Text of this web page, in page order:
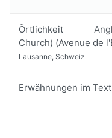
Örtlichkeit
Church) (Avenue de
Lausanne, Schweiz
Erwähnungen im Text